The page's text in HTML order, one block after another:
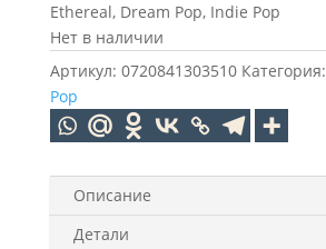
Ethereal, Dream Pop, Indie Pop
Нет в наличии
Артикул: 0720841303510 Категория:
Pop
Описание
Детали